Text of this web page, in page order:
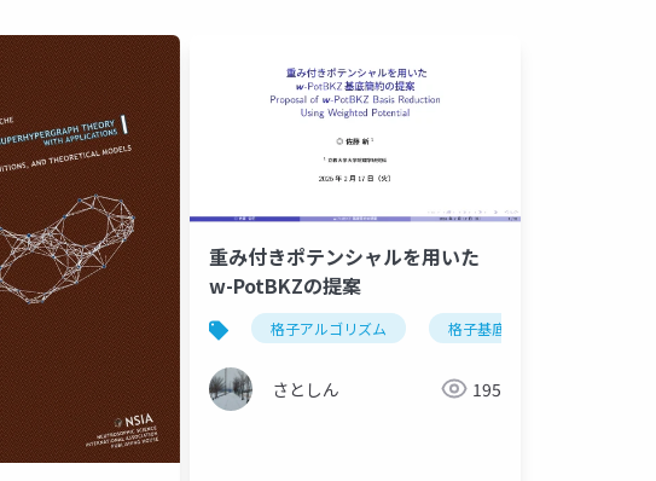
重み付きポテンシャルを用いた
w-PotBKZの提案
格子アルゴリズム 格子基底簡約
さとしん 195